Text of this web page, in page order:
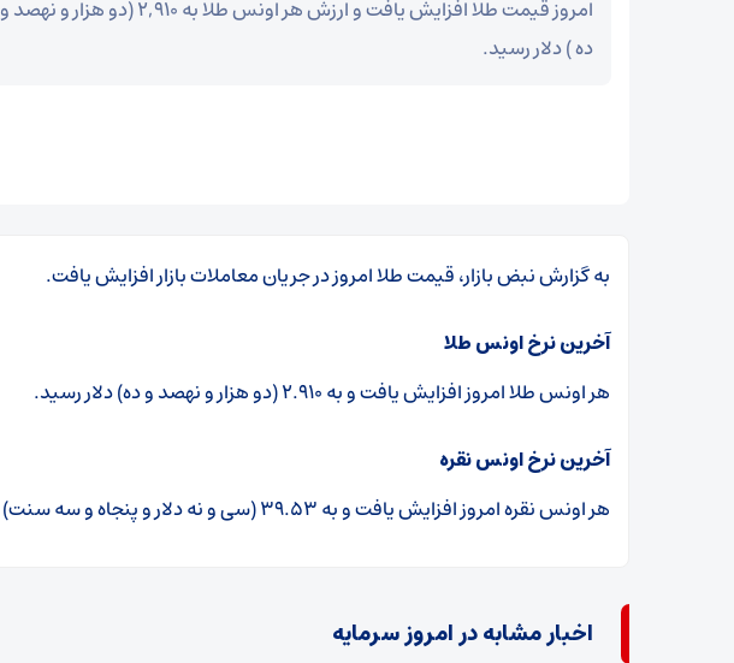
امروز قیمت طلا افزایش یافت و ارزش هر اونس طلا به ۲,۹۱۰ (دو هزار و نهصد و
ده ) دلار رسید.
به گزارش نبض بازار، قیمت طلا امروز در جریان معاملات بازار افزایش یافت.
آخرین نرخ اونس طلا
هر اونس طلا امروز افزایش یافت و به ۲.۹۱۰ (دو هزار و نهصد و ده) دلار رسید.
آخرین نرخ اونس نقره
هر اونس نقره امروز افزایش یافت و به ۳۹.۵۳ (سی و نه دلار و پنجاه و سه سنت) رسید.
اخبار مشابه در امروز سرمایه